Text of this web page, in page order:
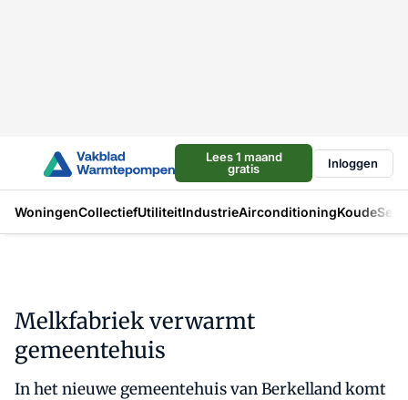
Lees 1 maand
gratis
Inloggen
WoningenCollectiefUtiliteitIndustrieAirconditioningKoude
Melkfabriek verwarmt
gemeentehuis
In het nieuwe gemeentehuis van Berkelland komt